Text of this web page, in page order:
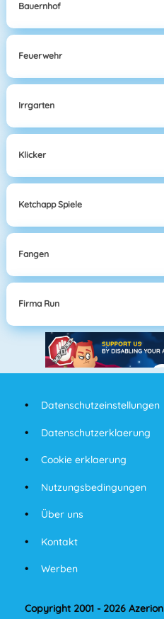
Bauernhof
Feuerwehr
Irrgarten
Klicker
Ketchapp Spiele
Fangen
Firma Run
Datenschutzeinstellungen
Datenschutzerklaerung
Cookie erklaerung
Nutzungsbedingungen
Über uns
Kontakt
Werben
Copyright 2001 - 2026 Azerion